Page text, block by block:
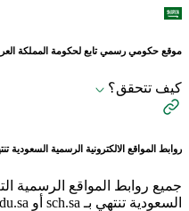
موقع حكومي رسمي تابع لحكومة المملكة
كيف تتحقق؟
روابط المواقع الالكترونية الرسمية السعودية
جميع روابط المواقع الرسمية
السعودية تنتهي بـ sch.sa أو edu.sa